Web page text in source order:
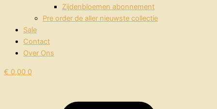
Zijdenbloemen abonnement
Pre order de aller nieuwste collectie
Sale
Contact
Over Ons
€ 0,00 0